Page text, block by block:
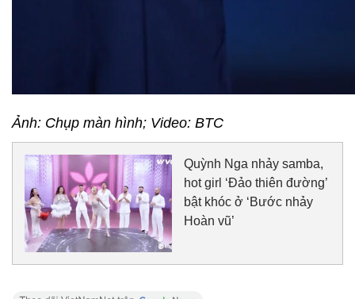
Ảnh: Chụp màn hình; Video: BTC
Quỳnh Nga nhảy samba,
hot girl ‘Đảo thiên đường’
bật khóc ở ‘Bước nhảy
Hoàn vũ’